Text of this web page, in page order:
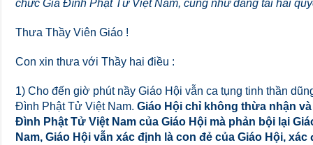
chức Gia Đình Phật Tử Việt Nam, cũng như đăng tải hai
Thưa Thầy Viên Giáo !
Con xin thưa với Thầy hai điều :
1) Cho đến giờ phút nầy Giáo Hội vẫn ca tụng tinh thần
Đình Phật Tử Việt Nam.Giáo Hội chỉ không thừa nhận
Đình Phật Tử Việt Nam của Giáo Hội mà phản bội lại
Nam, Giáo Hội vẫn xác định là con đẻ của Giáo Hội,